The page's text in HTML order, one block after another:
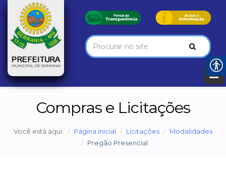
Compras e Licitações
Você está aqui: Página inicial Licitações
Modalidades
Pregão Presencial